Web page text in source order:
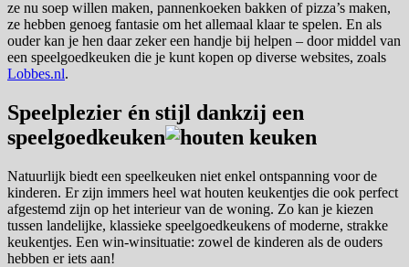
ze nu soep willen maken, pannenkoeken bakken of pizza’s maken,
ze hebben genoeg fantasie om het allemaal klaar te spelen. En als
ouder kan je hen daar zeker een handje bij helpen – door middel van
een speelgoedkeuken die je kunt kopen op diverse websites, zoals
Lobbes.nl.
Speelplezier én stijl dankzij een
speelgoedkeuken
Natuurlijk biedt een speelkeuken niet enkel ontspanning voor de
kinderen. Er zijn immers heel wat houten keukentjes die ook perfect
afgestemd zijn op het interieur van de woning. Zo kan je kiezen
tussen landelijke, klassieke speelgoedkeukens of moderne, strakke
keukentjes. Een win-winsituatie: zowel de kinderen als de ouders
hebben er iets aan!